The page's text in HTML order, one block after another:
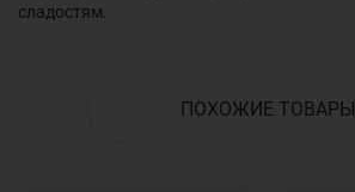
сладостям.
ПОХОЖИЕ ТОВАРЫ